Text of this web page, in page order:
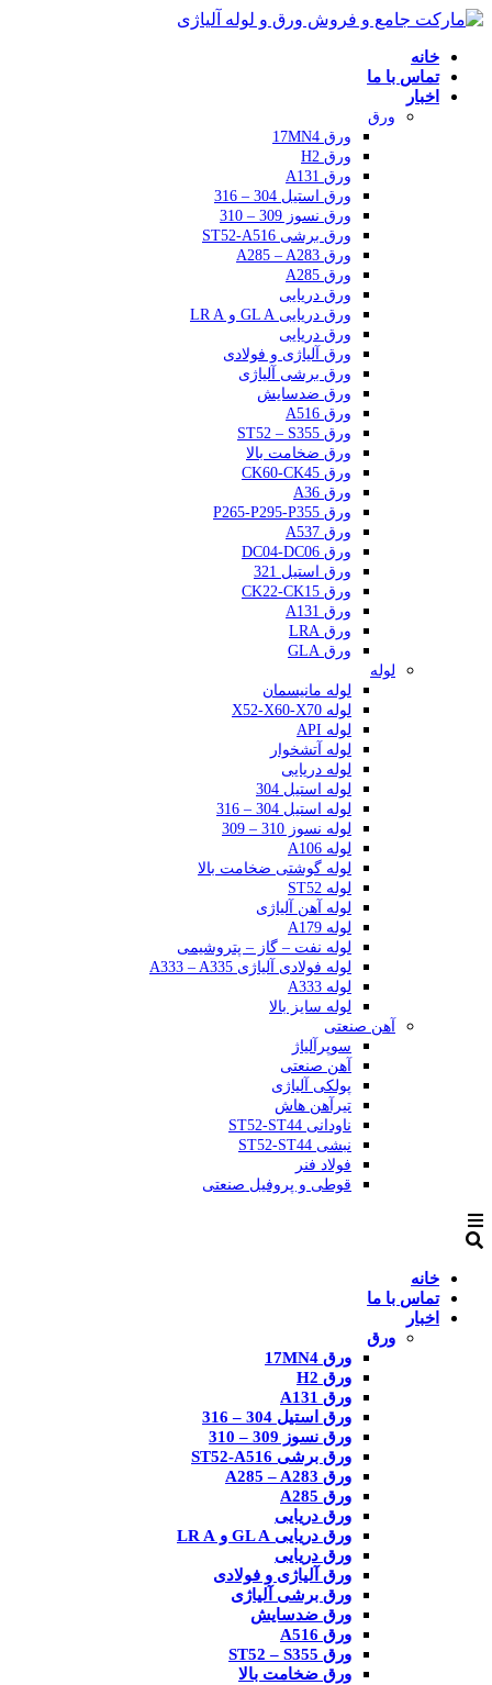
خانه
تماس با ما
اخبار
ورق
ورق 17MN4
ورق H2
ورق A131
ورق استیل 304 – 316
ورق نسوز 309 – 310
ورق برشی ST52-A516
ورق A285 – A283
ورق A285
ورق دریایی
ورق دریایی GL A و LR A
ورق دریایی
ورق آلیاژی و فولادی
ورق برشی آلیاژی
ورق ضدسایش
ورق A516
ورق ST52 – S355
ورق ضخامت بالا
ورق CK60-CK45
ورق A36
ورق P265-P295-P355
ورق A537
ورق DC04-DC06
ورق استیل 321
ورق CK22-CK15
ورق A131
ورق LRA
ورق GLA
لوله
لوله مانیسمان
لوله X52-X60-X70
لوله API
لوله آتشخوار
لوله دریایی
لوله استیل 304
لوله استیل 304 – 316
لوله نسوز 310 – 309
لوله A106
لوله گوشتی ضخامت بالا
لوله ST52
لوله آهن آلیاژی
لوله A179
لوله نفت – گاز – پتروشیمی
لوله فولادی آلیاژی A333 – A335
لوله A333
لوله سایز بالا
آهن صنعتی
سوپرآلیاژ
آهن صنعتی
پولکی آلیاژی
تیرآهن هاش
ناودانی ST52-ST44
نبشی ST52-ST44
فولاد فنر
قوطی و پروفیل صنعتی
خانه
تماس با ما
اخبار
ورق
ورق 17MN4
ورق H2
ورق A131
ورق استیل 304 – 316
ورق نسوز 309 – 310
ورق برشی ST52-A516
ورق A285 – A283
ورق A285
ورق دریایی
ورق دریایی GL A و LR A
ورق دریایی
ورق آلیاژی و فولادی
ورق برشی آلیاژی
ورق ضدسایش
ورق A516
ورق ST52 – S355
ورق ضخامت بالا